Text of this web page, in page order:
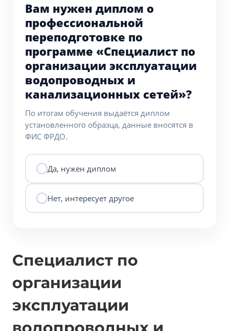
Вам нужен диплом о
профессиональной
переподготовке по
программе «Специалист по
организации эксплуатации
водопроводных и
канализационных сетей»?
По итогам обучения выдаётся диплом
установленного образца, данные вносятся в
ФИС ФРДО.
Да, нужен диплом
Нет, интересует другое
Специалист по
организации
эксплуатации